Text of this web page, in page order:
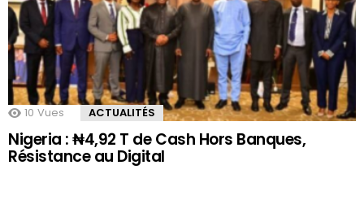
10 Vues ACTUALITÉS
Nigeria : ₦4,92 T de Cash Hors Banques,
Résistance au Digital